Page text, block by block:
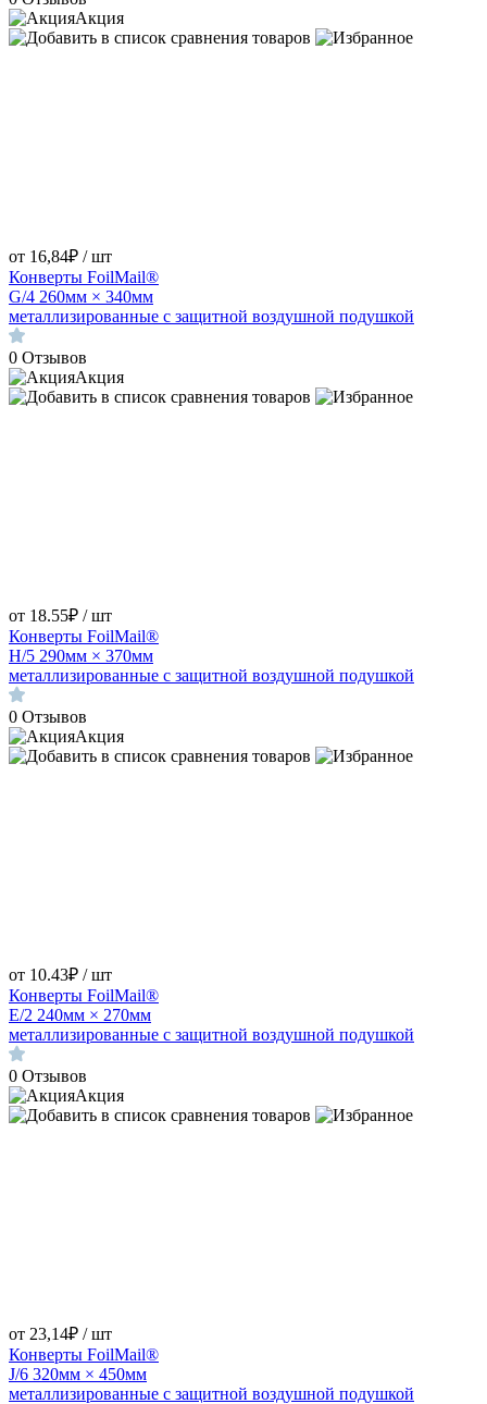
Акция
от 16,84₽ / шт
Конверты FoilMail®
G/4 260мм × 340мм
металлизированные с защитной воздушной подушкой
0 Отзывов
Акция
от 18.55₽ / шт
Конверты FoilMail®
H/5 290мм × 370мм
металлизированные с защитной воздушной подушкой
0 Отзывов
Акция
от 10.43₽ / шт
Конверты FoilMail®
E/2 240мм × 270мм
металлизированные с защитной воздушной подушкой
0 Отзывов
Акция
от 23,14₽ / шт
Конверты FoilMail®
J/6 320мм × 450мм
металлизированные с защитной воздушной подушкой